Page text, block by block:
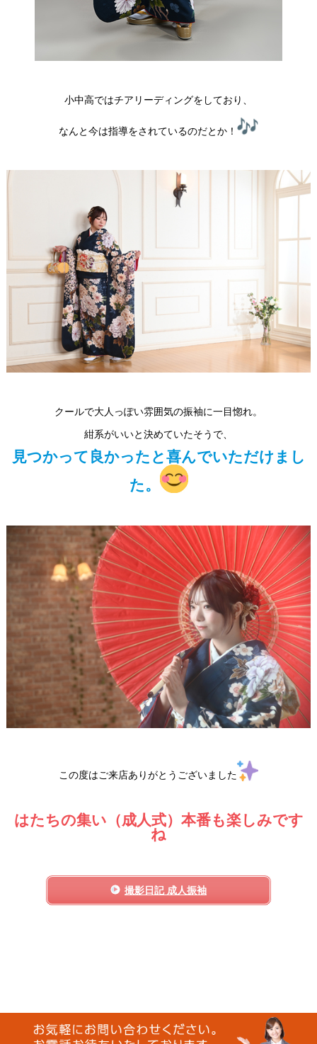
小中高ではチアリーディングをしており、
なんと今は指導をされているのだとか！
クールで大人っぽい雰囲気の振袖に一目惚れ。
紺系がいいと決めていたそうで、
見つかって良かったと喜んでいただけまし
た。
この度はご来店ありがとうございました
はたちの集い（成人式）本番も楽しみです
ね
撮影日記 成人振袖